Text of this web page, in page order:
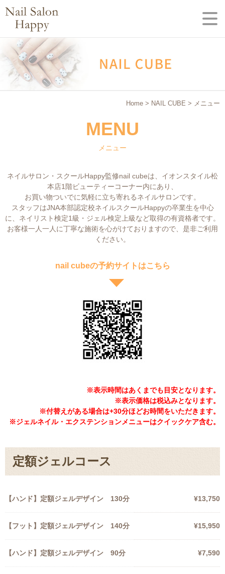
Home > NAIL CUBE > メニュー
MENU
メニュー
ネイルサロン・スクールHappy監修nail cubeは、イオンスタイル松
本店1階ビューティーコーナー内にあり、
お買い物ついでに気軽に立ち寄れるネイルサロンです。
スタッフはJNA本部認定校ネイルスクールHappyの卒業生を中心
に、ネイリスト検定1級・ジェル検定上級など取得の有資格者です。
お客様一人一人に丁寧な施術を心がけておりますので、是非ご利用
ください。
nail cubeの予約サイトはこちら
※表示時間はあくまでも目安となります。
※表示価格は税込みとなります。
※付替えがある場合は+30分ほどお時間をいただきます。
※ジェルネイル・エクステンションメニューはクイックケア含む。
定額ジェルコース
【ハンド】定額ジェルデザイン 130分 ¥13,750
【フット】定額ジェルデザイン 140分 ¥15,950
【ハンド】定額ジェルデザイン 90分 ¥7,590